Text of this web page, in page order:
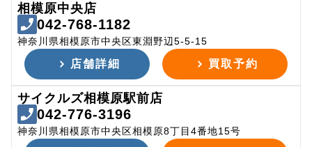
相模原中央店
042-768-1182
神奈川県相模原市中央区東淵野辺5-5-15
店舗詳細 買取予約
サイクルズ相模原駅前店
042-776-3196
神奈川県相模原市中央区相模原8丁目4番地15号